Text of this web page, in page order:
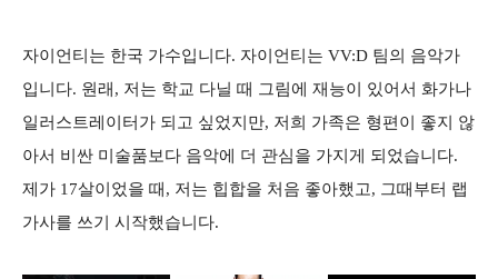
자이언티는 한국 가수입니다. 자이언티는 VV:D 팀의 음악가
입니다. 원래, 저는 학교 다닐 때 그림에 재능이 있어서 화가나
일러스트레이터가 되고 싶었지만, 저희 가족은 형편이 좋지 않
아서 비싼 미술품보다 음악에 더 관심을 가지게 되었습니다.
제가 17살이었을 때, 저는 힙합을 처음 좋아했고, 그때부터 랩
가사를 쓰기 시작했습니다.